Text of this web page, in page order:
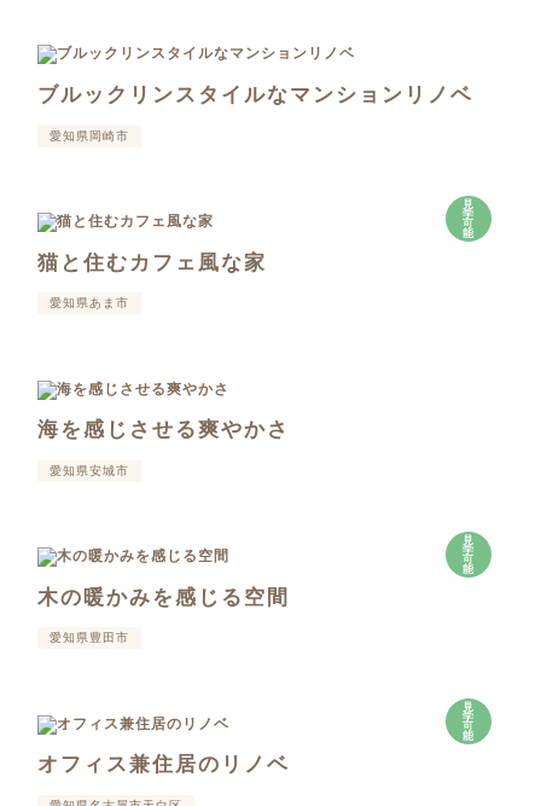
ブルックリンスタイルなマンションリノベ
愛知県岡崎市
見
学
可
能
猫と住むカフェ風な家
愛知県あま市
海を感じさせる爽やかさ
愛知県安城市
見
学
可
能
木の暖かみを感じる空間
愛知県豊田市
見
学
可
能
オフィス兼住居のリノベ